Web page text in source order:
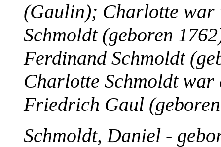
(Gaulin); Charlotte war
Schmoldt (geboren
Ferdinand Schmoldt
Charlotte Schmoldt war
Friedrich Gaul
Schmoldt, Daniel -